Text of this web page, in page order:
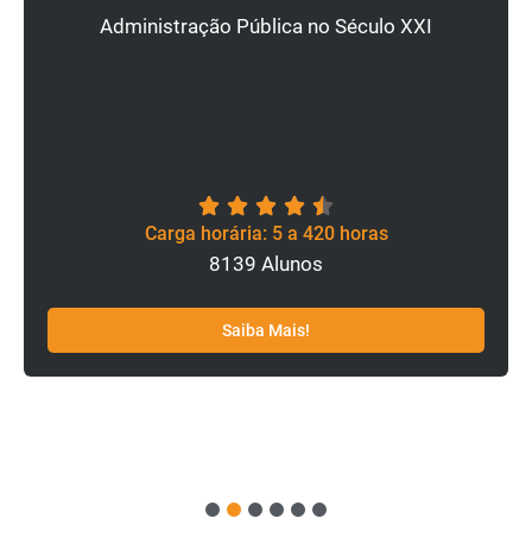
Administração Pública no Século XXI
Carga horária: 5 a 420 horas
8139 Alunos
Saiba Mais!
4 5 6